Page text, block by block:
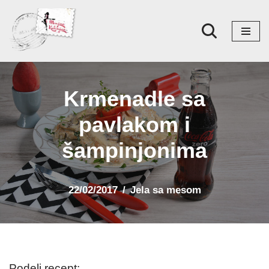
Skoči
na
sadržaj
Krmenadle sa
pavlakom i
šampinjonima
22/02/2017 Jela sa mesom